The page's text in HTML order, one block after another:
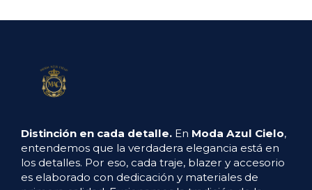
Distinción en cada detalle. En Moda Azul Cielo,
entendemos que la verdadera elegancia está en
los detalles. Por eso, cada traje, blazer y accesorio
es elaborado con dedicación y materiales de